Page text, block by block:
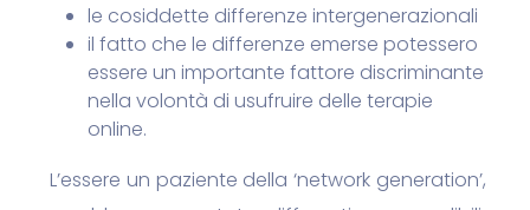
le cosiddette differenze intergenerazionali
il fatto che le differenze emerse potessero
essere un importante fattore discriminante
nella volontà di usufruire delle terapie
online.
L’essere un paziente della ‘network generation’,